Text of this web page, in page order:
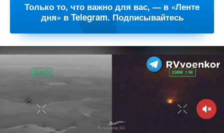
Только то, что важно для вас, — в «Ленте
дня» в Telegram. Подписывайтесь